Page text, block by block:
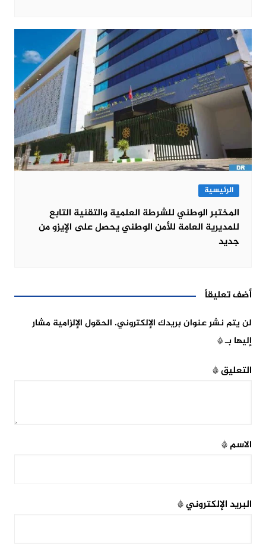
الرئيسية
المختبر الوطني للشرطة العلمية والتقنية التابع
للمديرية العامة للأمن الوطني يحصل على الإيزو من
جديد
أضف تعليقاً
لن يتم نشر عنوان بريدك الإلكتروني. الحقول الإلزامية مشار
إليها بـ*
التعليق*
الاسم*
البريد الإلكتروني*